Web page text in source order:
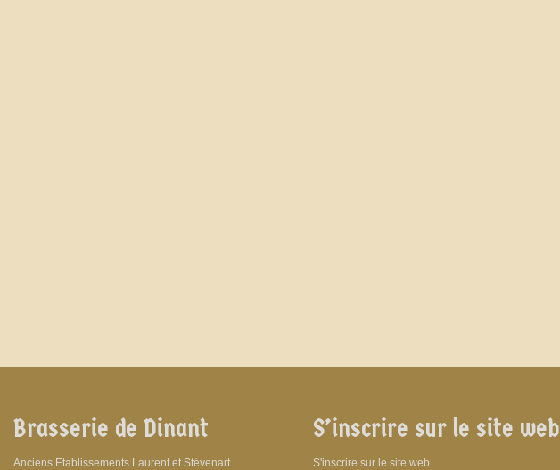
Brasserie de Dinant
Anciens Etablissements Laurent et Stévenart
S’inscrire sur le site web
S'inscrire sur le site web